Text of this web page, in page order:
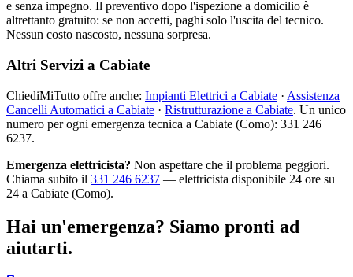
e senza impegno. Il preventivo dopo l'ispezione a domicilio è
altrettanto gratuito: se non accetti, paghi solo l'uscita del tecnico.
Nessun costo nascosto, nessuna sorpresa.
Altri Servizi a Cabiate
ChiediMiTutto offre anche: Impianti Elettrici a Cabiate · Assistenza
Cancelli Automatici a Cabiate · Ristrutturazione a Cabiate. Un unico
numero per ogni emergenza tecnica a Cabiate (Como): 331 246
6237.
Emergenza elettricista? Non aspettare che il problema peggiori.
Chiama subito il 331 246 6237 — elettricista disponibile 24 ore su
24 a Cabiate (Como).
Hai un'emergenza? Siamo pronti ad
aiutarti.